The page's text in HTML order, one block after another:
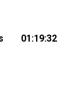
01:19:32